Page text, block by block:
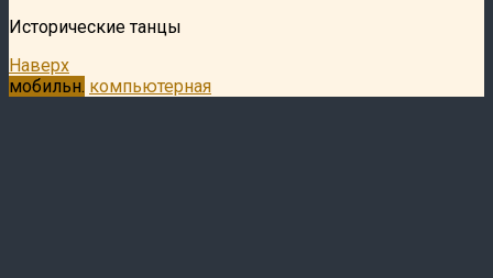
Исторические танцы
Наверх
мобильн. компьютерная